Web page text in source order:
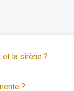
et la sirène ?
?